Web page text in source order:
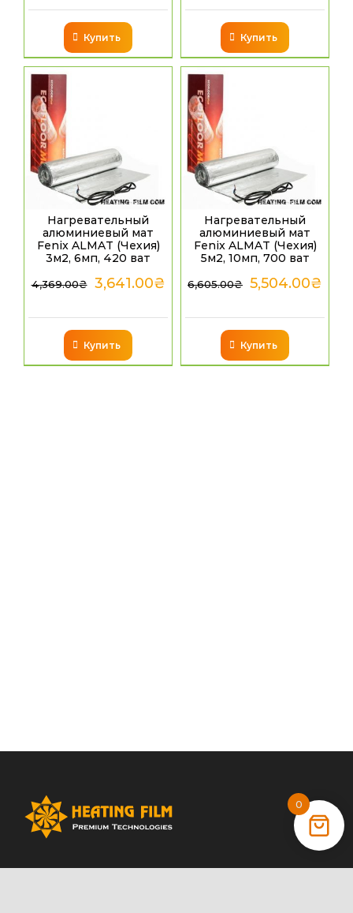
Купить Купить
Нагревательный
алюминиевый мат
Fenix ALMAT (Чехия)
3м2, 6мп, 420 ват
4,369.00₴ 3,641.00₴
Купить
Нагревательный
алюминиевый мат
Fenix ALMAT (Чехия)
5м2, 10мп, 700 ват
6,605.00₴ 5,504.00₴
Купить
0